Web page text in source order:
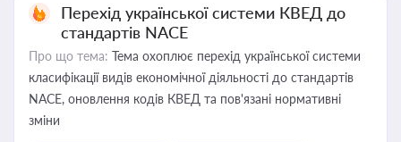
Перехід української системи КВЕД до
стандартів NACE
Про що тема: Тема охоплює перехід української системи
класифікації видів економічної діяльності до стандартів
NACE, оновлення кодів КВЕД та пов'язані нормативні
зміни